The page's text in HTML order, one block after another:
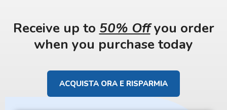
Receive up to 50% Offyou order
when you purchase today
ACQUISTA ORA E RISPARMIA